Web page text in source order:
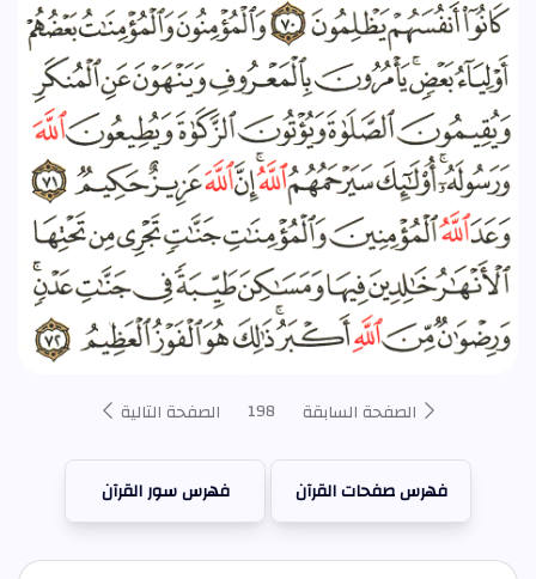
الصفحة السابقة 198 الصفحة التالية
فهرس صفحات القرآن فهرس سور القرآن